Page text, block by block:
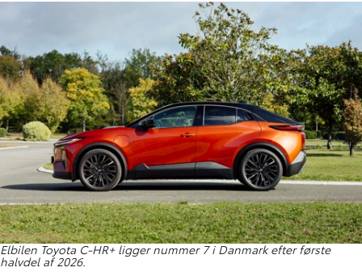
Elbilen Toyota C-HR+ ligger nummer 7 i Danmark efter første
halvdel af 2026.